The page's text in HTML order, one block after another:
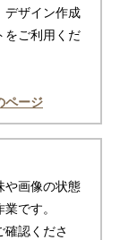
デザイン作成
をご利用くだ
ページ
や画像の状態
です。
認くださ